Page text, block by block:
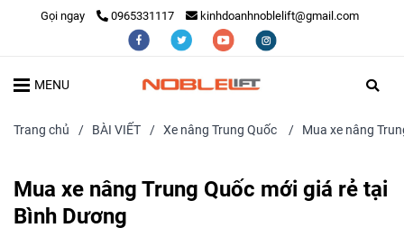
Gọi ngay 0965331117 kinhdoanhnoblelift@gmail.com
MENU
Trang chủ / BÀI VIẾT / Xe nâng Trung Quốc / Mua xe nâng
Mua xe nâng Trung Quốc mới giá rẻ tại
Bình Dương